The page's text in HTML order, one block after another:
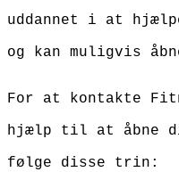
uddannet i at
og kan muligvis
For at kontakte
hjælp til at åbne
følge disse trin: